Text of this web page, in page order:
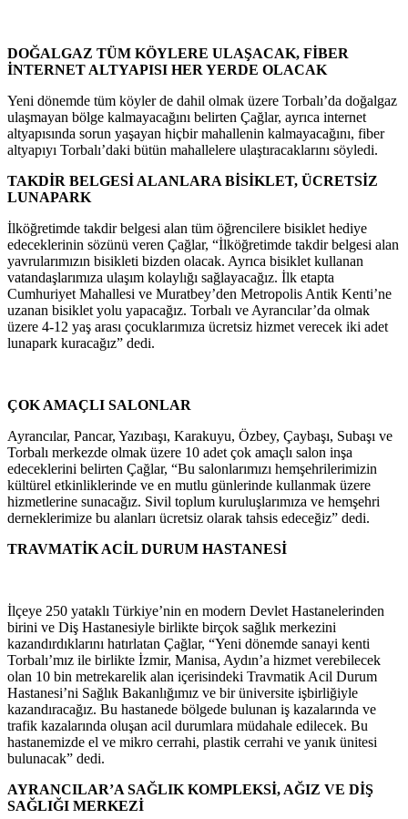
DOĞALGAZ TÜM KÖYLERE ULAŞACAK, FİBER
İNTERNET ALTYAPISI HER YERDE OLACAK
Yeni dönemde tüm köyler de dahil olmak üzere Torbalı’da doğalgaz
ulaşmayan bölge kalmayacağını belirten Çağlar, ayrıca internet
altyapısında sorun yaşayan hiçbir mahallenin kalmayacağını, fiber
altyapıyı Torbalı’daki bütün mahallelere ulaştıracaklarını söyledi.
TAKDİR BELGESİ ALANLARA BİSİKLET, ÜCRETSİZ
LUNAPARK
İlköğretimde takdir belgesi alan tüm öğrencilere bisiklet hediye
edeceklerinin sözünü veren Çağlar, “İlköğretimde takdir belgesi alan
yavrularımızın bisikleti bizden olacak. Ayrıca bisiklet kullanan
vatandaşlarımıza ulaşım kolaylığı sağlayacağız. İlk etapta
Cumhuriyet Mahallesi ve Muratbey’den Metropolis Antik Kenti’ne
uzanan bisiklet yolu yapacağız. Torbalı ve Ayrancılar’da olmak
üzere 4-12 yaş arası çocuklarımıza ücretsiz hizmet verecek iki adet
lunapark kuracağız” dedi.
ÇOK AMAÇLI SALONLAR
Ayrancılar, Pancar, Yazıbaşı, Karakuyu, Özbey, Çaybaşı, Subaşı ve
Torbalı merkezde olmak üzere 10 adet çok amaçlı salon inşa
edeceklerini belirten Çağlar, “Bu salonlarımızı hemşehrilerimizin
kültürel etkinliklerinde ve en mutlu günlerinde kullanmak üzere
hizmetlerine sunacağız. Sivil toplum kuruluşlarımıza ve hemşehri
derneklerimize bu alanları ücretsiz olarak tahsis edeceğiz” dedi.
TRAVMATİK ACİL DURUM HASTANESİ
İlçeye 250 yataklı Türkiye’nin en modern Devlet Hastanelerinden
birini ve Diş Hastanesiyle birlikte birçok sağlık merkezini
kazandırdıklarını hatırlatan Çağlar, “Yeni dönemde sanayi kenti
Torbalı’mız ile birlikte İzmir, Manisa, Aydın’a hizmet verebilecek
olan 10 bin metrekarelik alan içerisindeki Travmatik Acil Durum
Hastanesi’ni Sağlık Bakanlığımız ve bir üniversite işbirliğiyle
kazandıracağız. Bu hastanede bölgede bulunan iş kazalarında ve
trafik kazalarında oluşan acil durumlara müdahale edilecek. Bu
hastanemizde el ve mikro cerrahi, plastik cerrahi ve yanık ünitesi
bulunacak” dedi.
AYRANCILAR’A SAĞLIK KOMPLEKSİ, AĞIZ VE DİŞ
SAĞLIĞI MERKEZİ